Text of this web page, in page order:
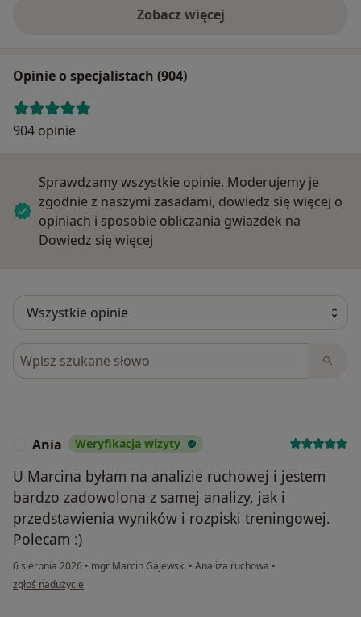
Zobacz więcej
Opinie o specjalistach (904)
904 opinie
Sprawdzamy wszystkie opinie. Moderujemy je
zgodnie z naszymi zasadami, dowiedz się więcej o
opiniach i sposobie obliczania gwiazdek na
Dowiedz się więcej
Szukaj w opiniach
Ania Weryfikacja wizyty
U Marcina byłam na analizie ruchowej i jestem
bardzo zadowolona z samej analizy, jak i
przedstawienia wyników i rozpiski treningowej.
Polecam :)
6 sierpnia 2026 • mgr Marcin Gajewski • Analiza ruchowa •
w opinii użytkownika Ania
zgłoś nadużycie